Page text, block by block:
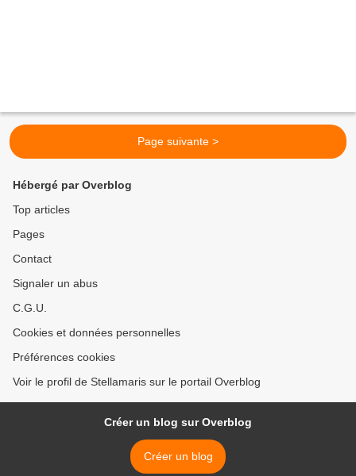
Page suivante >
Hébergé par Overblog
Top articles
Pages
Contact
Signaler un abus
C.G.U.
Cookies et données personnelles
Préférences cookies
Voir le profil de Stellamaris sur le portail Overblog
Créer un blog sur Overblog
Créer un blog